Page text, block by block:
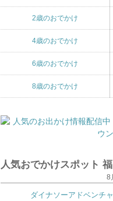
2歳のおでかけ
4歳のおでかけ
6歳のおでかけ
8歳のおでかけ
人気おでかけスポット
8
ダイナソーアドベンチ